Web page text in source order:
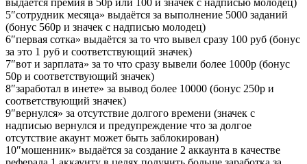
выдается премия в 50р или 100 и значек с надписью молодец)
5″сотрудник месяца» выдаётся за выполнение 5000 заданий
(бонус 560р и значек с надписью молодец)
6″первая сотка» выдаётся за то что вывел сразу 100 руб (бонус
за это 1 руб и соответствующий значек)
7″вот и зарплата» за то что сразу вывели более 1000р (бонус
50р и соответствующий значек)
8″заработал в инете» за вывод более 10000 (бонус 250р и
соответствующий значек)
9″вернулся» за отсутствие долгого времени (значек с
надписью вернулся и предупреждение что за долгое
отсутствие акаунт может быть заблокирован)
10″мошенник» выдаётся за создание 2 аккаунта в качестве